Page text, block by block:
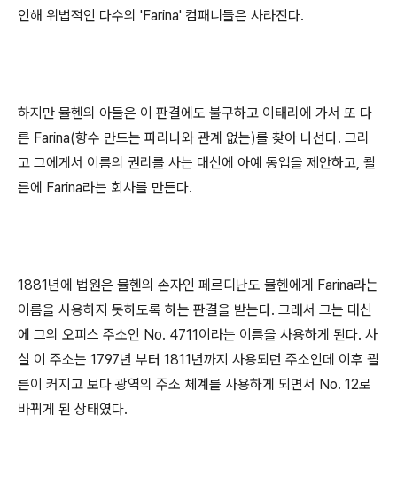
인해 위법적인 다수의 'Farina' 컴패니들은 사라진다.
하지만 뮬헨의 아들은 이 판결에도 불구하고 이태리에 가서 또 다
른 Farina(향수 만드는 파리나와 관계 없는)를 찾아 나선다. 그리
고 그에게서 이름의 권리를 사는 대신에 아예 동업을 제안하고, 쾰
른에 Farina라는 회사를 만든다.
1881년에 법원은 뮬헨의 손자인 페르디난도 뮬헨에게 Farina라는
이름을 사용하지 못하도록 하는 판결을 받는다. 그래서 그는 대신
에 그의 오피스 주소인 No. 4711이라는 이름을 사용하게 된다. 사
실 이 주소는 1797년 부터 1811년까지 사용되던 주소인데 이후 쾰
른이 커지고 보다 광역의 주소 체계를 사용하게 되면서 No. 12로
바뀌게 된 상태였다.